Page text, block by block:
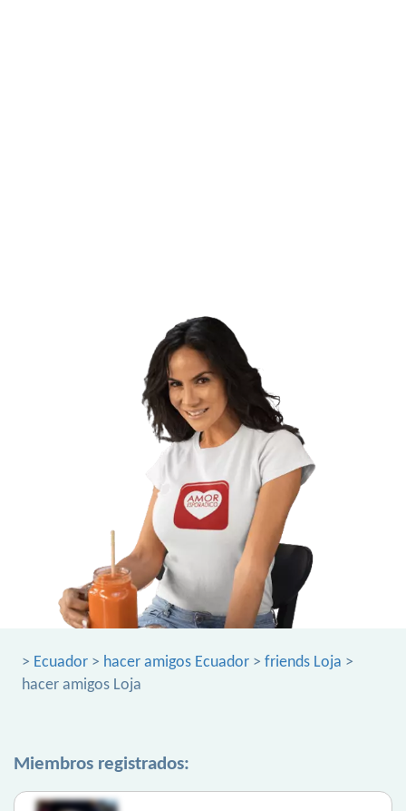
> Ecuador > hacer amigos Ecuador > friends Loja >
hacer amigos Loja
Miembros registrados: